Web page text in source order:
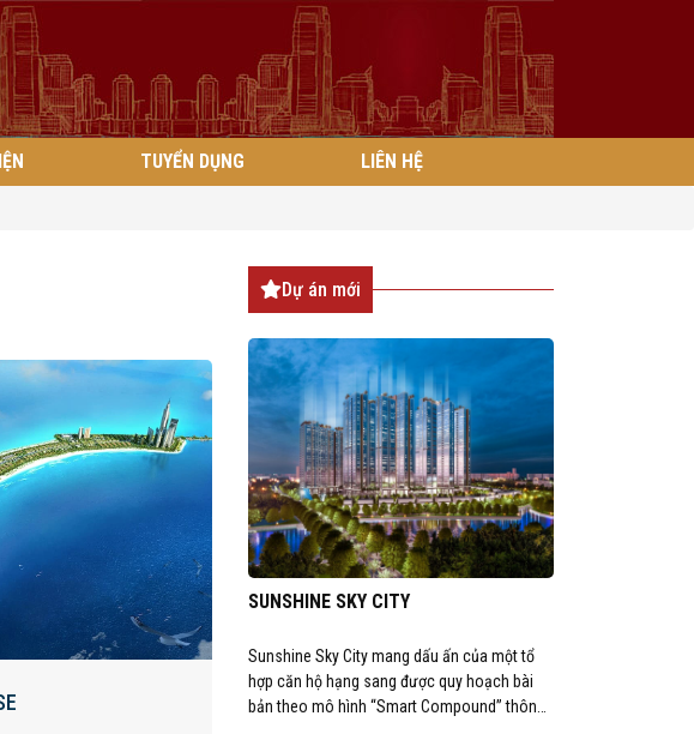
TUYỂN DỤNG LIÊN HỆ
Dự án mới
SUNSHINE SKY CITY
Sunshine Sky City mang dấu ấn của một tổ
hợp căn hộ hạng sang được quy hoạch bài
bản theo mô hình “Smart Compound” thông